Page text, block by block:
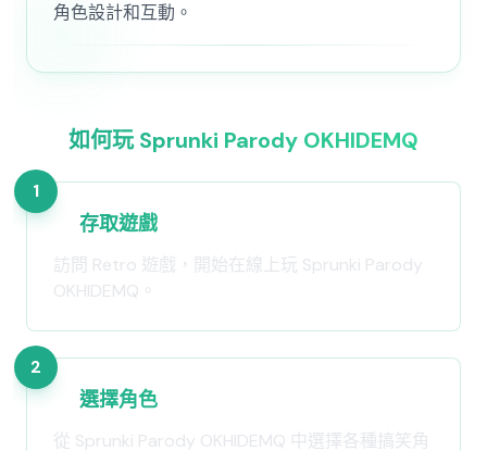
角色設計和互動。
如何玩 Sprunki Parody OKHIDEMQ
1
存取遊戲
訪問 Retro 遊戲，開始在線上玩 Sprunki Parody
OKHIDEMQ。
2
選擇角色
從 Sprunki Parody OKHIDEMQ 中選擇各種搞笑角